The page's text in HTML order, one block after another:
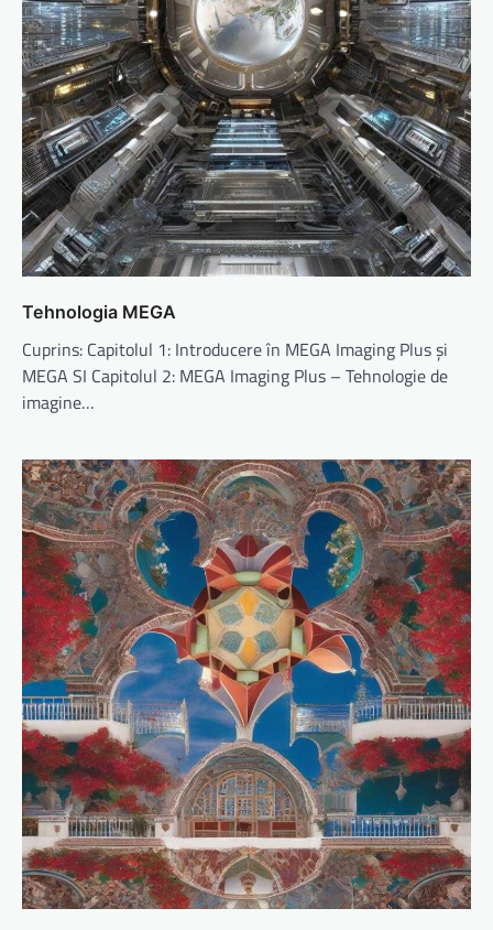
Tehnologia MEGA
Cuprins: Capitolul 1: Introducere în MEGA Imaging Plus și
MEGA SI Capitolul 2: MEGA Imaging Plus – Tehnologie de
imagine…